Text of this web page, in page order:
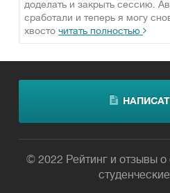
доделать и закрыть сессию.
сработали и теперь я могу
хвосто читать полностью
© 2022 Рейтинг и отзывы